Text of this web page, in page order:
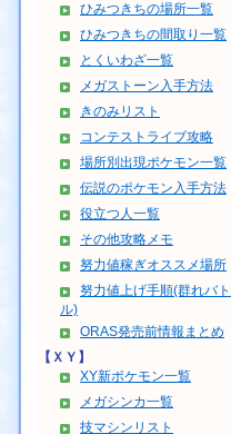
ひみつきちの場所一覧
ひみつきちの間取り一覧
とくいわざ一覧
メガストーン入手方法
きのみリスト
コンテストライブ攻略
場所別出現ポケモン一覧
伝説のポケモン入手方法
役立つ人一覧
その他攻略メモ
努力値稼ぎオススメ場所
努力値上げ手順(群れバト
ル)
ORAS発売前情報まとめ
【ＸＹ】
XY新ポケモン一覧
メガシンカ一覧
技マシンリスト